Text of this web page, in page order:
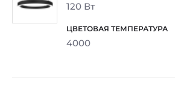
120 Вт
4000